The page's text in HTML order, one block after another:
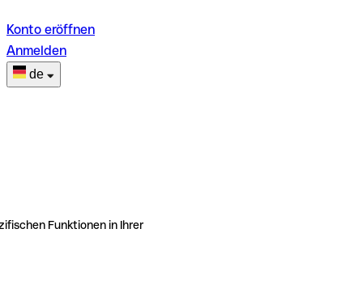
Konto eröffnen
Anmelden
de
Funktionen in Ihrer